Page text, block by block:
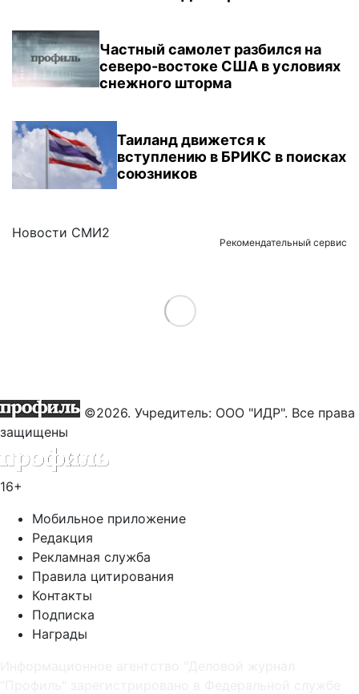
Частный самолет разбился на
северо-востоке США в условиях
снежного шторма
Таиланд движется к
вступлению в БРИКС в поисках
союзников
Новости СМИ2
Рекомендательный сервис
Load More
©2026. Учредитель: ООО "ИДР". Все права
защищены
16+
Мобильное приложение
Редакция
Рекламная служба
Правила цитирования
Контакты
Подписка
Награды